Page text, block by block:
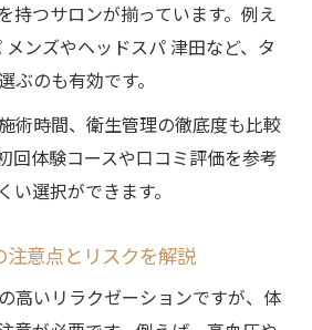
持つサロンが揃っています。例え
ンズやヘッドスパ 津田など、タ
ぶのも有効です。
術時間、衛生管理の徹底度も比較
回体験コースや口コミ評価を参考
い選択ができます。
意点とリスクを解説
高いリラクゼーションですが、体